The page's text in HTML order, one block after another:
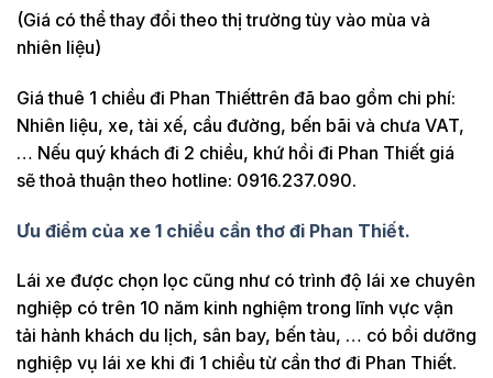
(Giá có thể thay đổi theo thị trường tùy vào mùa và
nhiên liệu)
Giá thuê 1 chiều đi Phan Thiếttrên đã bao gồm chi phí:
Nhiên liệu, xe, tài xế, cầu đường, bến bãi và chưa VAT,
… Nếu quý khách đi 2 chiều, khứ hồi đi Phan Thiết giá
sẽ thoả thuận theo hotline: 0916.237.090.
Ưu điểm của xe 1 chiều cần thơ đi Phan Thiết.
Lái xe được chọn lọc cũng như có trình độ lái xe chuyên
nghiệp có trên 10 năm kinh nghiệm trong lĩnh vực vận
tải hành khách du lịch, sân bay, bến tàu, … có bồi dưỡng
nghiệp vụ lái xe khi đi 1 chiều từ cần thơ đi Phan Thiết.